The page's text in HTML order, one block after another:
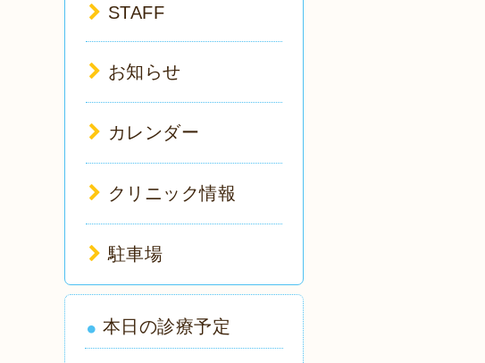
STAFF
お知らせ
カレンダー
クリニック情報
駐車場
本日の診療予定